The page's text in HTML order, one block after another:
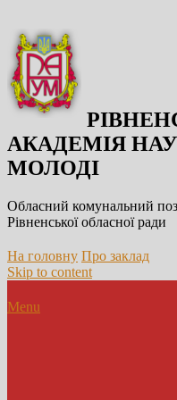
АКАДЕМІЯ
МОЛОДІ
Обласний комунальний
Рівненської обласної ради
На головну Про заклад
Skip to content
Menu